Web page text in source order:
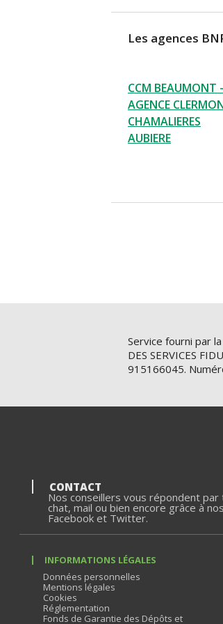
Les agences
CCM BEAUMONT
AGENCE
CHAMALIERES
AUBIERE
Service fourni par
DES SERVICES
915166045.
CONTACT
Nos conseillers vous répondent par
chat, mail ou bien encore grâce à
Facebook et Twitter.
INFORMATIONS LÉGALES
Données personnelles
Mentions légales
Cookies
Réglementation
Fonds de Garantie des Dépôts et